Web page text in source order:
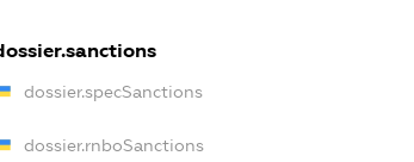
dossier.specSanctions
dossier.rnboSanctions